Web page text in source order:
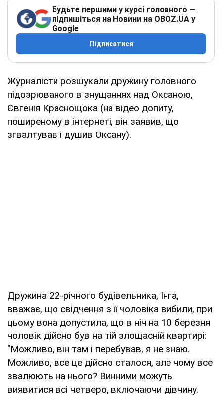
Будьте першими у курсі головного —
підпишіться на Новини на OBOZ.UA у
Google
Підписатися
Журналісти розшукали дружину головного
підозрюваного в знущаннях над Оксаною,
Євгенія Краснощока (на відео допиту,
поширеному в інтернеті, він заявив, що
згвалтував і душив Оксану).
Дружина 22-річного будівельника, Інга,
вважає, що свідчення з її чоловіка вибили, при
цьому вона допустила, що в ніч на 10 березня
чоловік дійсно був на тій злощасній квартирі:
"Можливо, він там і перебував, я не знаю.
Можливо, все це дійсно сталося, але чому все
звалюють на нього? Винними можуть
виявитися всі четверо, включаючи дівчину.